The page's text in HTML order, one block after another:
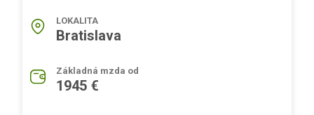
LOKALITA
Bratislava
Základná mzda od
1945 €